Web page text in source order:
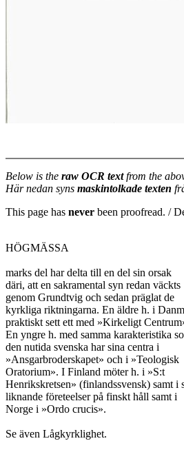
Below is the raw OCR textfrom the
Här nedan syns maskintolkade texten
This page has never been proofread. /
HÖGMÄSSA
marks del har delta till en del sin orsak
däri, att en sakramental syn redan väckts
genom Grundtvig och sedan präglat de
kyrkliga riktningarna. En äldre h. i
praktiskt sett ett med »Kirkeligt
En yngre h. med samma karakteristika
den nutida svenska har sina centra i
»Ansgarbroderskapet» och i »Teologisk
Oratorium». I Finland möter h. i »S:t
Henrikskretsen» (finlandssvensk) samt i
liknande företeelser på finskt håll samt i
Norge i »Ordo crucis».
Se även Lågkyrklighet.